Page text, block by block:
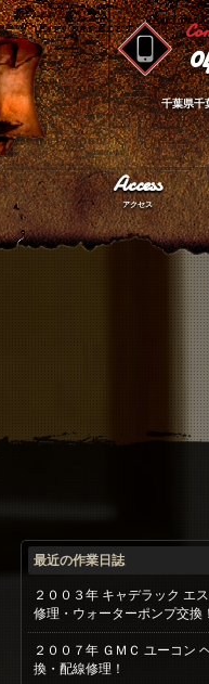
千葉県千
Access
アクセス
最近の作業日誌
２００３年 キャデラック エ
修理・ウォーターポンプ交換！
２００７年 ＧＭＣ ユーコン
換・配線修理！